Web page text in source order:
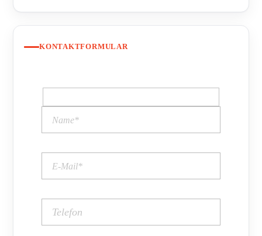
KONTAKTFORMULAR